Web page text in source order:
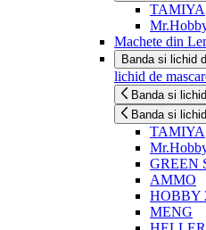
TAMIYA
Machete din
Banda si lichid
lichid de
Banda si
Banda si
TAMIYA
GREEN
AMMO
HOBBY
MENG